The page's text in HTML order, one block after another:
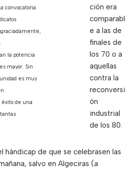
convocatoria
la potencia
mayor. Sin
es muy
de una
ción era
comparabl
e a las de
finales de
los 70 o a
aquellas
contra la
reconversi
ón
industrial
de los 80.
hándicap de que se celebrasen las
salvo en Algeciras (a